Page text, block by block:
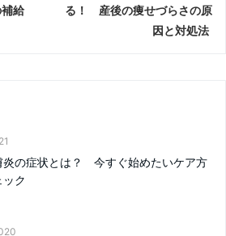
給
る！ 産後の痩せづらさの原
因と対処法
炎の症状とは？ 今すぐ始めたいケア方
ク